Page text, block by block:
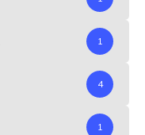
1
4
1